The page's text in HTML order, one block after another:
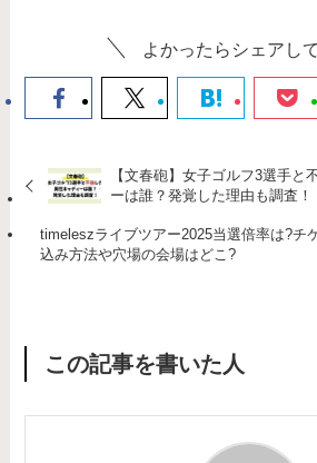
よかったらシェアし
【文春砲】女子ゴルフ3選手と
ーは誰？発覚した理由も調査！
timeleszライブツアー2025当選倍率は?チ
込み方法や穴場の会場はどこ?
この記事を書いた人